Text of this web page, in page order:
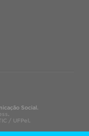
Social.
.
/ UFPel.